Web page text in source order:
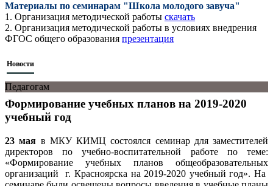
Материалы по семинарам "Школа молодого завуча"
1. Организация методической работы скачать
2. Организация методической работы в условиях внедрения
ФГОС общего образования презентация
Новости
Педагогам
Формирование учебных планов на 2019-2020
учебный год
23 мая в МКУ КИМЦ состоялся семинар для заместителей
директоров по учебно-воспитательной работе по теме:
«Формирование учебных планов общеобразовательных
организаций г. Красноярска на 2019-2020 учебный год». На